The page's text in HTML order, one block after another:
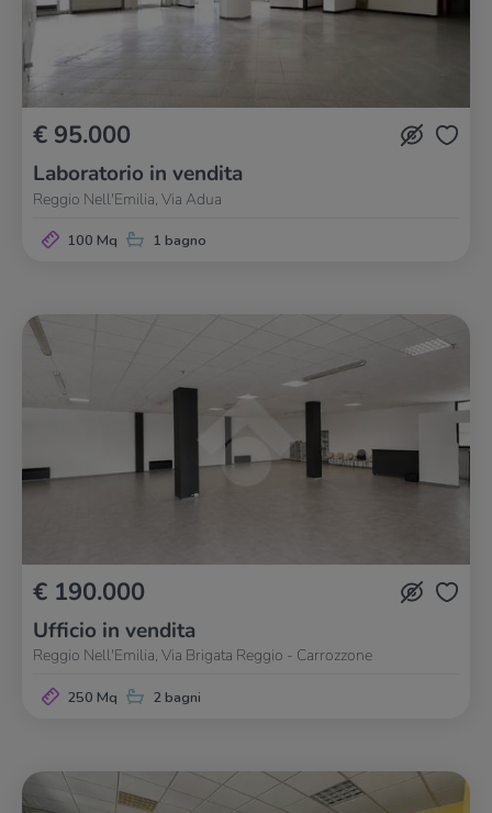
€ 95.000
Laboratorio in vendita
Reggio Nell'Emilia, Via Adua
100 Mq 1 bagno
€ 190.000
Ufficio in vendita
Reggio Nell'Emilia, Via Brigata Reggio - Carrozzone
250 Mq 2 bagni